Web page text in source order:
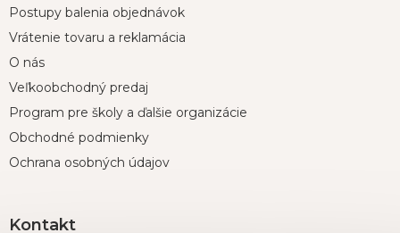
Postupy balenia objednávok
Vrátenie tovaru a reklamácia
O nás
Veľkoobchodný predaj
Program pre školy a ďalšie organizácie
Obchodné podmienky
Ochrana osobných údajov
Kontakt